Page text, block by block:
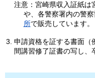
注意：宮崎県収入証紙は
や、各警察署内の警
所で販売しています。
申請資格を証する書面（
間講習修了証書の写し、